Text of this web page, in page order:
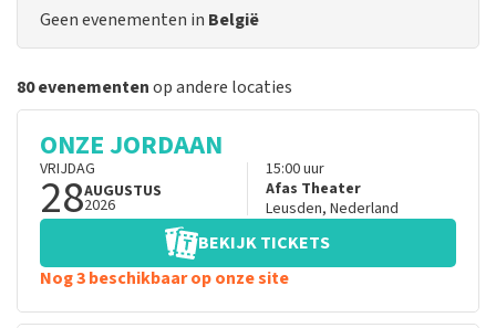
Geen evenementen in België
80 evenementenop andere locaties
ONZE JORDAAN
VRIJDAG
28AUGUSTUS
2026
15:00uur
Afas Theater
Leusden, Nederland
BEKIJK TICKETS
Nog 3 beschikbaar op onze site